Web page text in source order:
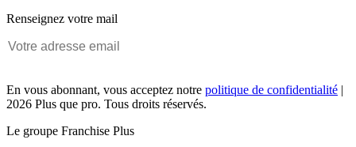
Renseignez votre mail
En vous abonnant, vous acceptez notre politique de confidentialité |
2026 Plus que pro. Tous droits réservés.
Le groupe Franchise Plus